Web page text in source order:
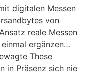
digitalen Messen
von
reale Messen
ergänzen…
These
in Präsenz sich nie